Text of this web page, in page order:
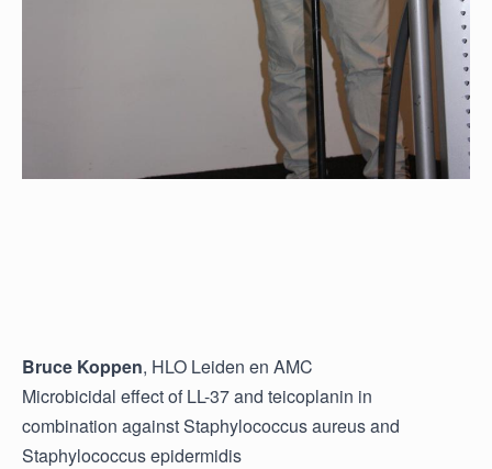
Bruce Koppen, HLO Leiden en AMC
Microbicidal effect of LL-37 and teicoplanin in
combination against Staphylococcus aureus and
Staphylococcus epidermidis